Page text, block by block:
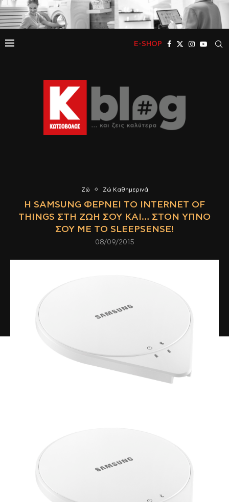
E-SHOP
Ζώ Ζώ Καθημερινά
Η SAMSUNG ΦΈΡΝΕΙ ΤΟ INTERNET OF
THINGS ΣΤΗ ΖΩΉ ΣΟΥ ΚΑΙ… ΣΤΟΝ ΎΠΝΟ
ΣΟΥ ΜΕ ΤΟ SLEEPSENSE!
08/09/2015